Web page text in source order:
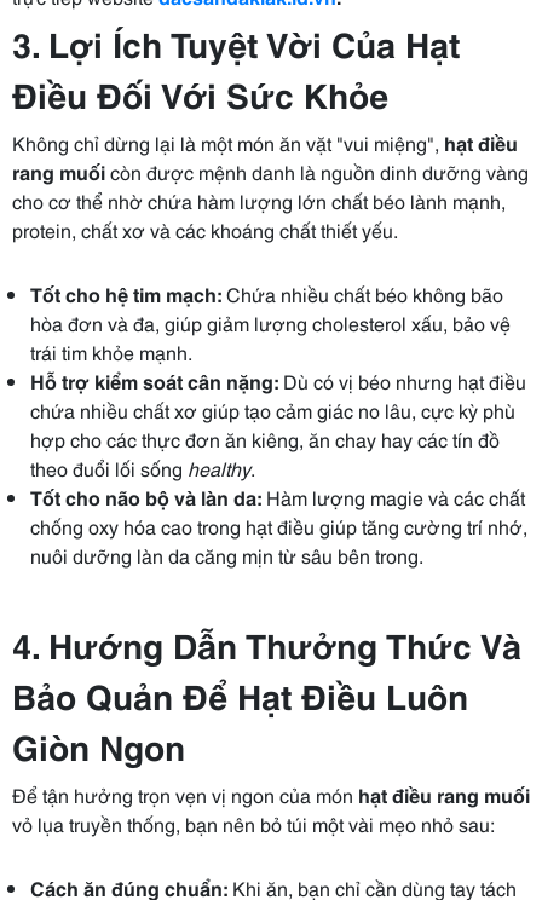
3. Lợi Ích Tuyệt Vời Của Hạt
Điều Đối Với Sức Khỏe
Không chỉ dừng lại là một món ăn vặt "vui miệng", hạt điều
rang muốicòn được mệnh danh là nguồn dinh dưỡng vàng
cho cơ thể nhờ chứa hàm lượng lớn chất béo lành mạnh,
protein, chất xơ và các khoáng chất thiết yếu.
Tốt cho hệ tim mạch:Chứa nhiều chất béo không bão
hòa đơn và đa, giúp giảm lượng cholesterol xấu, bảo vệ
trái tim khỏe mạnh.
Hỗ trợ kiểm soát cân nặng: Dù có vị béo nhưng hạt điều
chứa nhiều chất xơ giúp tạo cảm giác no lâu, cực kỳ phù
hợp cho các thực đơn ăn kiêng, ăn chay hay các tín đồ
theo đuổi lối sống healthy.
Tốt cho não bộ và làn da: Hàm lượng magie và các chất
chống oxy hóa cao trong hạt điều giúp tăng cường trí nhớ,
nuôi dưỡng làn da căng mịn từ sâu bên trong.
4. Hướng Dẫn Thưởng Thức Và
Bảo Quản Để Hạt Điều Luôn
Giòn Ngon
Để tận hưởng trọn vẹn vị ngon của món hạt điều rang muối
vỏ lụa truyền thống, bạn nên bỏ túi một vài mẹo nhỏ sau:
Cách ăn đúng chuẩn: Khi ăn, bạn chỉ cần dùng tay tách